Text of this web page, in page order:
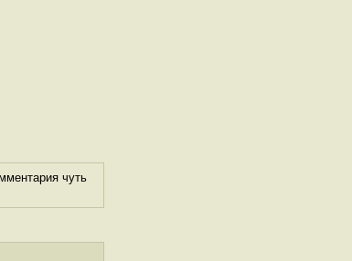
чуть